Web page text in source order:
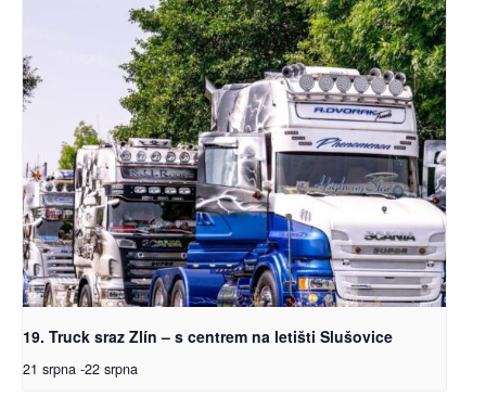
19. Truck sraz Zlín – s centrem na letišti Slušovice
21 srpna -22 srpna